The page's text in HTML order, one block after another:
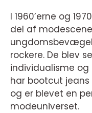
I 1960’erne og
del af
rockere. De blev
individualisme
har bootcut
og er blevet en
modeuniverset.